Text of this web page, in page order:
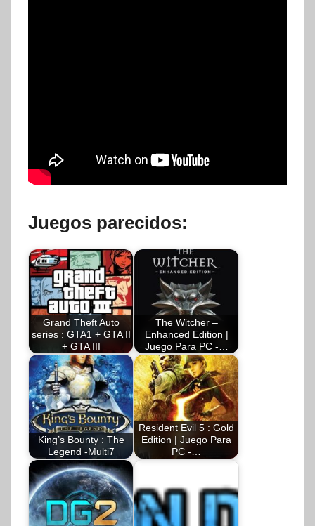
Juegos parecidos:
Grand Theft Auto
series : GTA1 + GTA II
+ GTA III
The Witcher –
Enhanced Edition |
Juego Para PC -…
King’s Bounty : The
Legend -Multi7
Resident Evil 5 : Gold
Edition | Juego Para
PC -…